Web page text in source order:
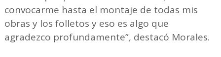
convocarme hasta el montaje de todas mis
obras y los folletos y eso es algo que
agradezco profundamente”, destacó Morales.